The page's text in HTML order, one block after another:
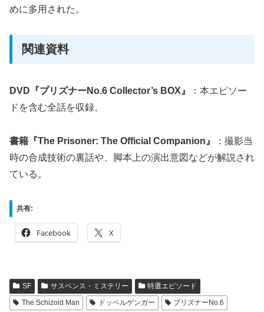
めに多用された。
関連資料
DVD『プリズナーNo.6 Collector’s BOX』
：本エピソー
ドを含む全話を収録。
書籍『The Prisoner: The Official Companion』
：撮影当
時の合成技術の裏話や、脚本上の演出意図などが解説され
ている。
共有:
Facebook X
SF サスペンス・ミステリー
特選エピソード
The Schizoid Man
ドッペルゲンガー
プリズナーNo.6